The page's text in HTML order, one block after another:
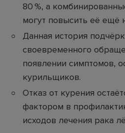
80 %, а
могут повысить её ещё
Данная история
своевременного
появлении симптомов,
курильщиков.
Отказ от курения
фактором в
исходов лечения рака